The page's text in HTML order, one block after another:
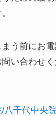
う前にお
い合わせく
八千代中央